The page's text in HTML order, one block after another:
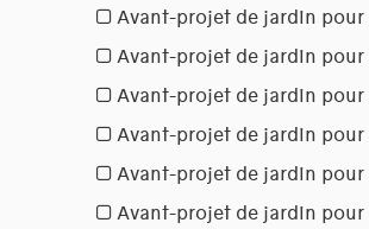
Avant-projet de jardin pour
Avant-projet de jardin pour
Avant-projet de jardin pour
Avant-projet de jardin pour
Avant-projet de jardin pour
Avant-projet de jardin